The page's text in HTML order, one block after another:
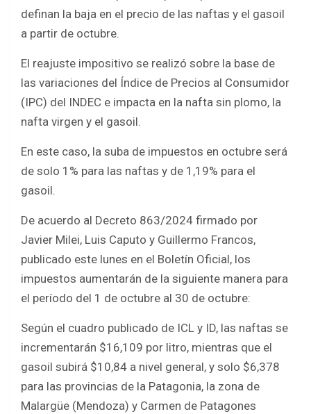
definan la baja en el precio de las naftas y el gasoil
a partir de octubre.
El reajuste impositivo se realizó sobre la base de
las variaciones del Índice de Precios al Consumidor
(IPC) del INDEC e impacta en la nafta sin plomo, la
nafta virgen y el gasoil.
En este caso, la suba de impuestos en octubre será
de solo 1% para las naftas y de 1,19% para el
gasoil.
De acuerdo al Decreto 863/2024 firmado por
Javier Milei, Luis Caputo y Guillermo Francos,
publicado este lunes en el Boletín Oficial, los
impuestos aumentarán de la siguiente manera para
el período del 1 de octubre al 30 de octubre:
Según el cuadro publicado de ICL y ID, las naftas se
incrementarán $16,109 por litro, mientras que el
gasoil subirá $10,84 a nivel general, y solo $6,378
para las provincias de la Patagonia, la zona de
Malargüe (Mendoza) y Carmen de Patagones